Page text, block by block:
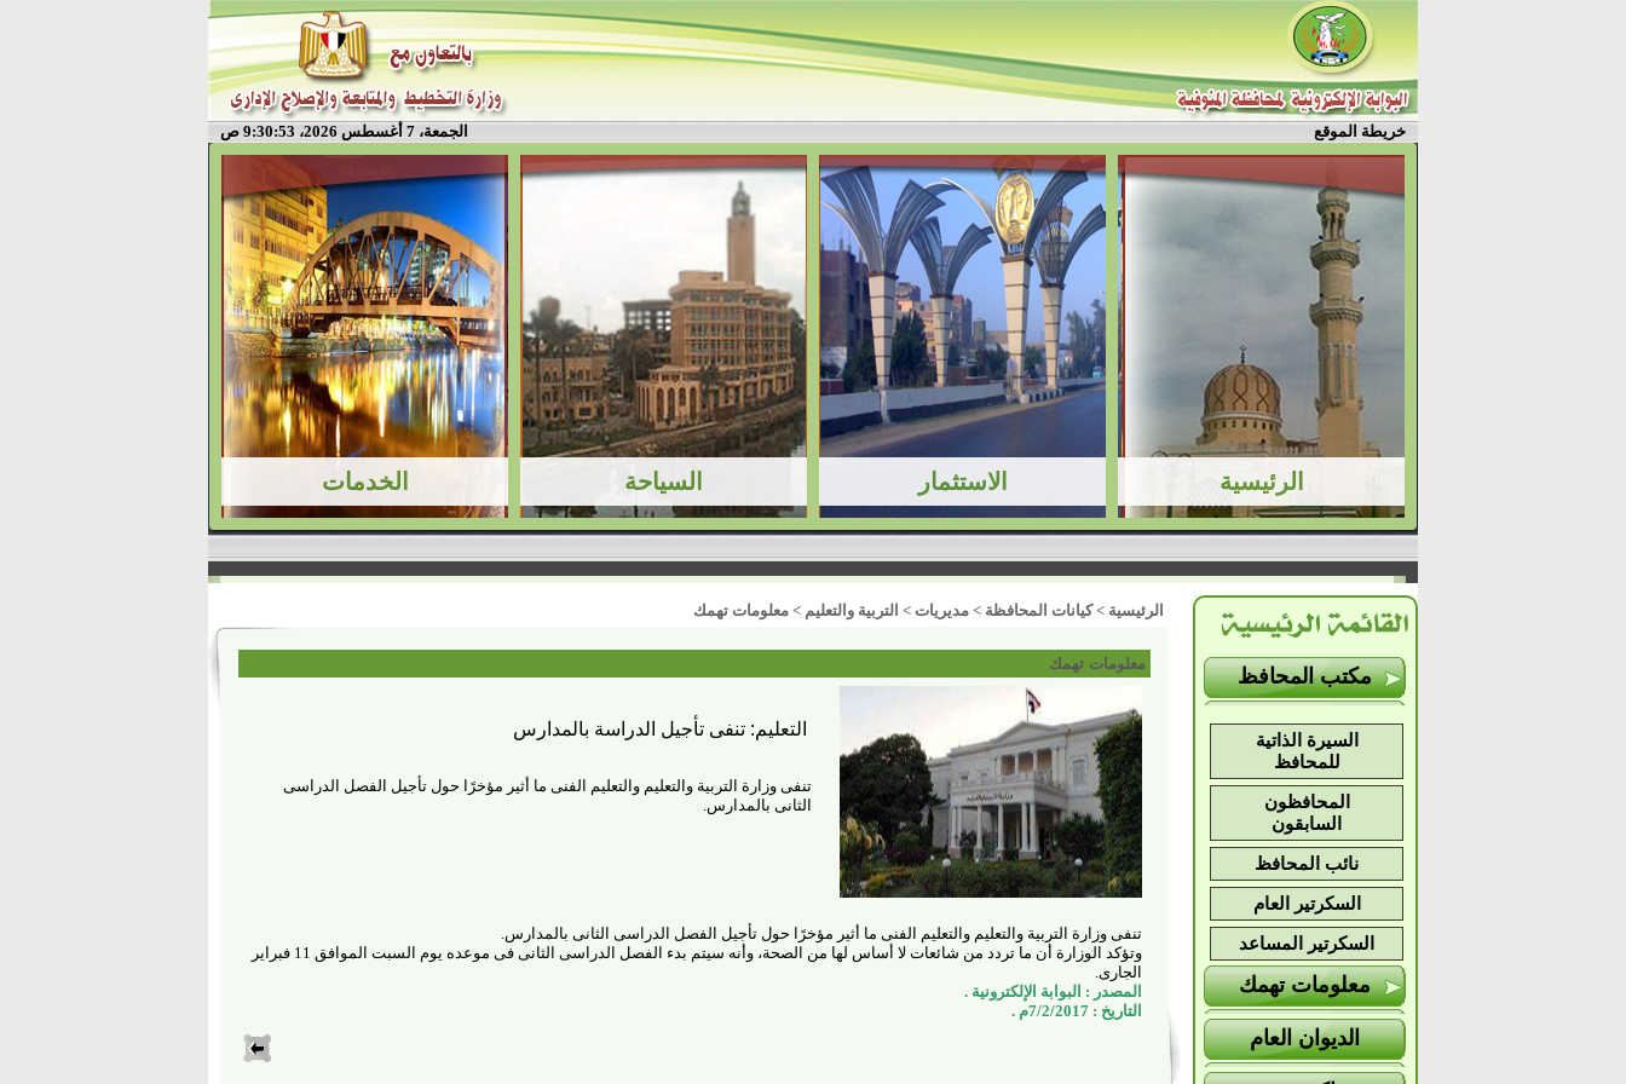
خريطة الموقع الجمعة، 7 أغسطس 2026، 9:30:53 ص
مكتب المحافظ
السيرة الذاتية
للمحافظ
المحافظون
السابقون
نائب المحافظ
السكرتير العام
السكرتير المساعد
معلومات تهمك
الديوان العام
الرئيسية >كيانات المحافظة > مديريات > التربية والتعليم > معلومات تهمك
معلومات تهمك
التعليم: تنفى تأجيل الدراسة بالمدارس
تنفى وزارة التربية والتعليم والتعليم الفنى ما أثير مؤخرًا حول تأجيل الفصل الدراسى
الثانى بالمدارس.
تنفى وزارة التربية والتعليم والتعليم الفنى ما أثير مؤخرًا حول تأجيل الفصل الدراسى الثانى بالمدارس.
وتؤكد الوزارة أن ما تردد من شائعات لا أساس لها من الصحة، وأنه سيتم بدء الفصل الدراسى الثانى فى موعده يوم السبت الموافق 11 فبراير
الجارى.
المصدر : البوابة الإلكترونية .
التاريخ : 7/2/2017م
.